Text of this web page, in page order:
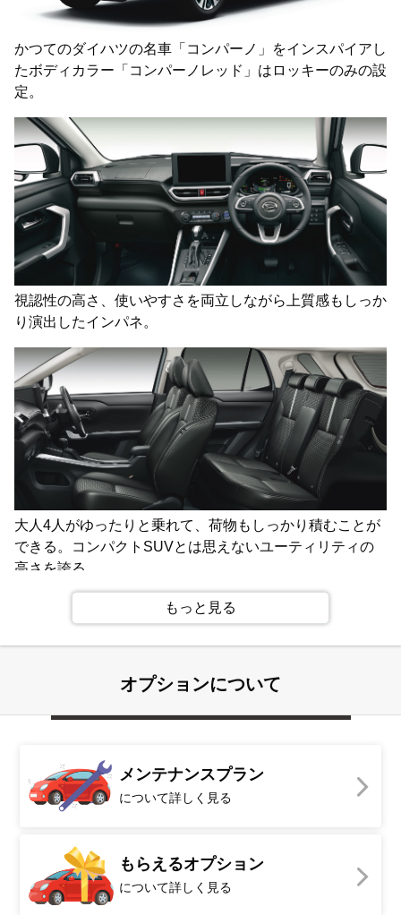
かつてのダイハツの名車「コンパーノ」をインスパイアし
たボディカラー「コンパーノレッド」はロッキーのみの設
定。
視認性の高さ、使いやすさを両立しながら上質感もしっか
り演出したインパネ。
大人4人がゆったりと乗れて、荷物もしっかり積むことが
できる。コンパクトSUVとは思えないユーティリティの
高さを誇る。
もっと見る
オプションについて
メンテナンスプラン
について詳しく見る
もらえるオプション
について詳しく見る